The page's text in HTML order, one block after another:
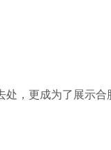
，更成为了展示